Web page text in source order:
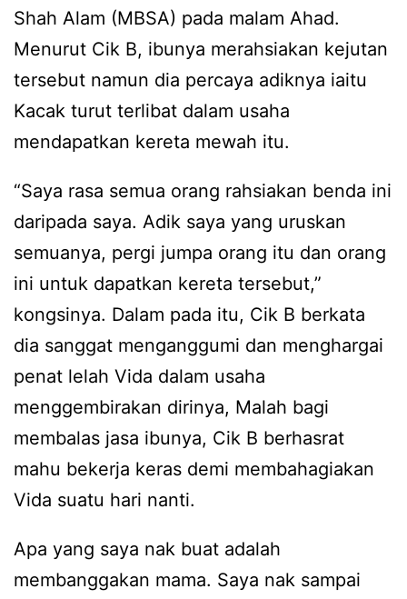
Shah Alam (MBSA) pada malam Ahad.
Menurut Cik B, ibunya merahsiakan kejutan
tersebut namun dia percaya adiknya iaitu
Kacak turut terlibat dalam usaha
mendapatkan kereta mewah itu.
“Saya rasa semua orang rahsiakan benda ini
daripada saya. Adik saya yang uruskan
semuanya, pergi jumpa orang itu dan orang
ini untuk dapatkan kereta tersebut,”
kongsinya. Dalam pada itu, Cik B berkata
dia sanggat menganggumi dan menghargai
penat lelah Vida dalam usaha
menggembirakan dirinya, Malah bagi
membalas jasa ibunya, Cik B berhasrat
mahu bekerja keras demi membahagiakan
Vida suatu hari nanti.
Apa yang saya nak buat adalah
membanggakan mama. Saya nak sampai